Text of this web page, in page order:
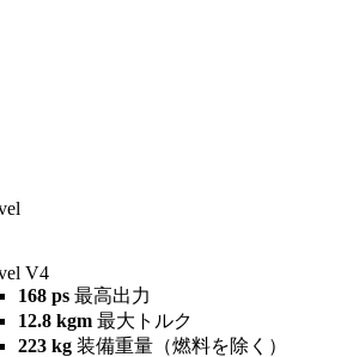
V4
168 ps 最高出力
12.8 kgm 最大トルク
223 kg 装備重量（燃料を除く）